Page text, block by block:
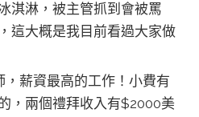
淇淋，被主管抓到會被罵
，這大概是我目前看過大家做
，薪資最高的工作！小費有
，兩個禮拜收入有$2000美